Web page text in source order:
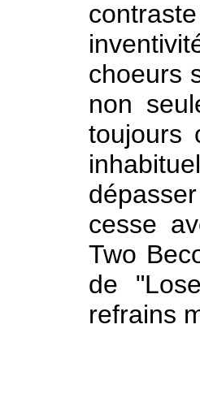
choeurs
non
toujours
cesse
Two
de